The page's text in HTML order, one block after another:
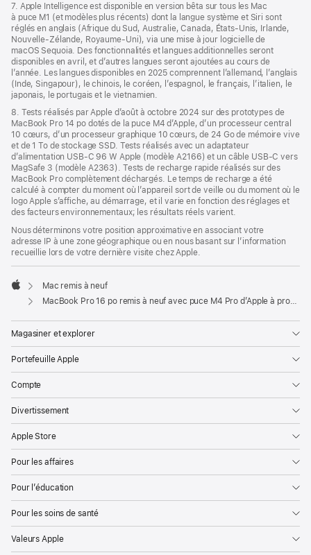
7. Apple Intelligence est disponible en version bêta sur tous les Mac
à puce M1 (et modèles plus récents) dont la langue système et Siri sont
réglés en anglais (Afrique du Sud, Australie, Canada, États-Unis, Irlande,
Nouvelle-Zélande, Royaume-Uni), via une mise à jour logicielle de
macOS Sequoia. Des fonctionnalités et langues additionnelles seront
disponibles en avril, et d’autres langues seront ajoutées au cours de
l’année. Les langues disponibles en 2025 comprennent l’allemand, l’anglais
(Inde, Singapour), le chinois, le coréen, l’espagnol, le français, l’italien, le
japonais, le portugais et le vietnamien.
8. Tests réalisés par Apple d’août à octobre 2024 sur des prototypes de
MacBook Pro 14 po dotés de la puce M4 d’Apple, d’un processeur central
10 cœurs, d’un processeur graphique 10 cœurs, de 24 Go de mémoire vive
et de 1 To de stockage SSD. Tests réalisés avec un adaptateur
d’alimentation USB-C 96 W Apple (modèle A2166) et un câble USB-C vers
MagSafe 3 (modèle A2363). Tests de recharge rapide réalisés sur des
MacBook Pro complètement déchargés. Le temps de recharge a été
calculé à compter du moment où l’appareil sort de veille ou du moment où le
logo Apple s’affiche, au démarrage, et il varie en fonction des réglages et
des facteurs environnementaux; les résultats réels varient.
Nous déterminons votre position approximative en associant votre
adresse IP à une zone géographique ou en nous basant sur l’information
recueillie lors de votre dernière visite chez Apple.
Apple
Mac remis à neuf
MacBook Pro 16 po remis à neuf avec puce M4 Pro d’Apple à processeur central 14 cœurs et processeur graphique 20 cœurs - Argent
Magasiner et explorer
Portefeuille Apple
Compte
Divertissement
Apple Store
Pour les affaires
Pour l’éducation
Pour les soins de santé
Valeurs Apple